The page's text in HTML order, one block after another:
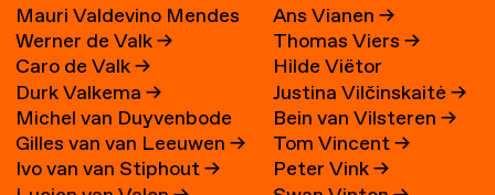
Mauri Valdevino Mendes
→
Werner de Valk→
Caro de Valk→
Durk Valkema→
Michel van Duyvenbode
Gilles van van Leeuwen→
Ivo van van Stiphout→
Ans Vianen→
Thomas Viers→
Hilde Viëtor
Justina Vilčinskaitė→
Bein van Vilsteren→
Tom Vincent→
Peter Vink→